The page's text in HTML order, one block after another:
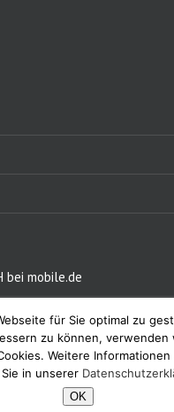
bei mobile.de
2016 Schoeler GmbH | All Rights
für Sie optimal zu
zu können, verwenden
Weitere Informationen
in unserer
OK